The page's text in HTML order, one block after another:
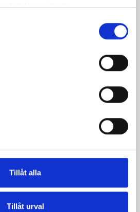
deras tjänster.
Tillåt alla
Tillåt urval
Små goda skinkmackor
med smakrika röror